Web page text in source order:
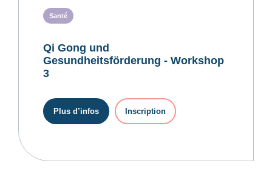
Santé
Qi Gong und
Gesundheitsförderung - Workshop
3
Plus d’infos Inscription